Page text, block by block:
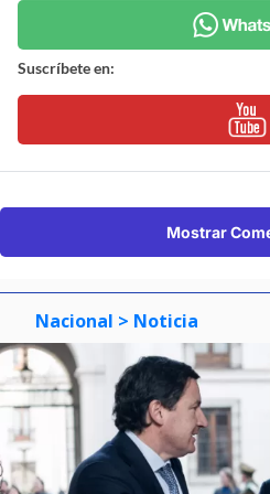
Suscríbete en:
Mostrar
Nacional > Noticia